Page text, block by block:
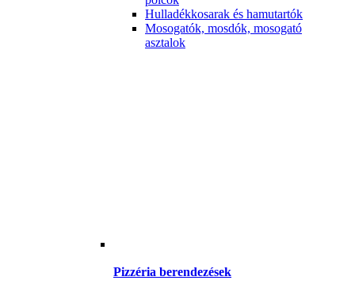
Hulladékkosarak és hamutartók
Mosogatók, mosdók, mosogató
asztalok
Pizzéria berendezések